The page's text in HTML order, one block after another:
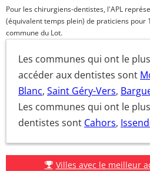
Pour les chirurgiens-dentistes, l'APL
(équivalent temps plein) de praticiens pour
commune du Lot.
Les communes qui ont le
accéder aux dentistes sont
Blanc, Saint Géry-Vers,
Les communes qui ont le
dentistes sont Cahors,
Villes avec le meilleur